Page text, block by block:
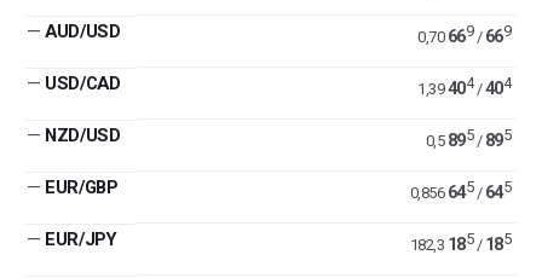
— AUD/USD 0,70 669/ 669
— USD/CAD 1,39 404/404
— NZD/USD 0,5 895/ 895
— EUR/GBP 0,856 645/ 645
— EUR/JPY 182,3 185/ 185